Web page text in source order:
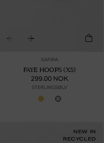
SAFIRA
FAYE HOOPS (XS)
299.00 NOK
STERLINGSØLV
NEW IN
RECYCLED